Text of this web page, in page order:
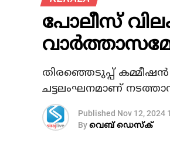
പോലീസ്
തിരഞ്ഞെടുപ്പ്
ചട്ടലംഘനമാണ്
Published Nov 12, 2024
Byവെബ് ഡെസ്‌ക്